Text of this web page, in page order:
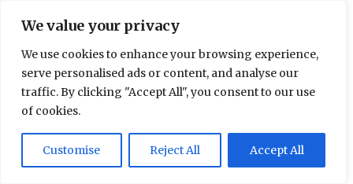
We value your privacy
We use cookies to enhance your browsing experience,
serve personalised ads or content, and analyse our
traffic. By clicking "Accept All", you consent to our use
of cookies.
Customise Reject All Accept All
Your name
Your email